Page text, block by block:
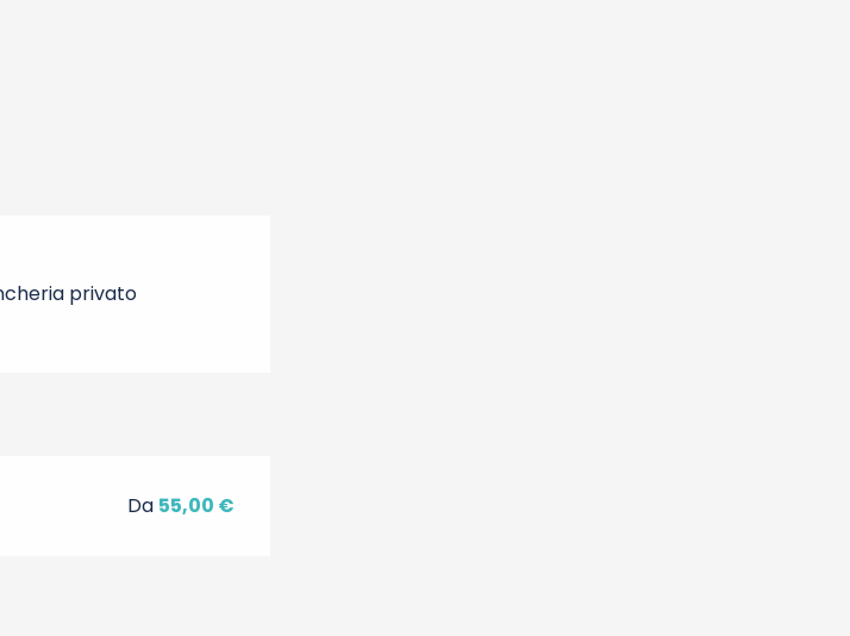
privato
Da 55,00 €